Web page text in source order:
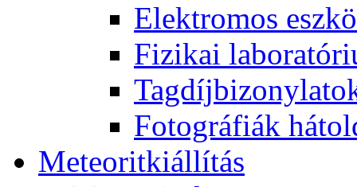
Elekt­ro­mos
Fi­zi­kai
Fo­tog­rá­fi­ák
Me­te­o­rit­ki­ál­lí­tás